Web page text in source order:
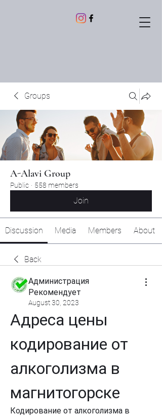
Groups
A-Alavi Group
Public · 558 members
Join
Discussion Media Members About
Back
Администрация
Рекомендует
August 30, 2023
Адреса цены
кодирование от
алкоголизма в
магнитогорске
Кодирование от алкоголизма в